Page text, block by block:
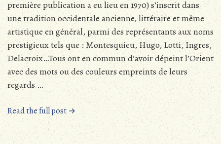
première publication a eu lieu en 1970) s’inscrit dans
une tradition occidentale ancienne, littéraire et même
artistique en général, parmi des représentants aux noms
prestigieux tels que : Montesquieu, Hugo, Lotti, Ingres,
Delacroix…Tous ont en commun d’avoir dépeint l’Orient
avec des mots ou des couleurs empreints de leurs
regards …
Read the full post →« L’orientalisme
dans
L’Empire